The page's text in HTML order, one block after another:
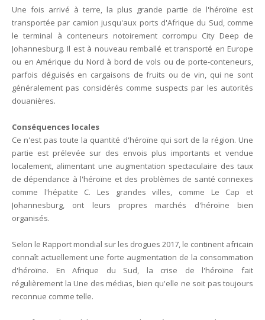
Une fois arrivé à terre, la plus grande partie de l'héroïne est
transportée par camion jusqu'aux ports d'Afrique du Sud, comme
le terminal à conteneurs notoirement corrompu City Deep de
Johannesburg. Il est à nouveau remballé et transporté en Europe
ou en Amérique du Nord à bord de vols ou de porte-conteneurs,
parfois déguisés en cargaisons de fruits ou de vin, qui ne sont
généralement pas considérés comme suspects par les autorités
douanières.
Conséquences locales
Ce n'est pas toute la quantité d'héroïne qui sort de la région. Une
partie est prélevée sur des envois plus importants et vendue
localement, alimentant une augmentation spectaculaire des taux
de dépendance à l'héroïne et des problèmes de santé connexes
comme l'hépatite C. Les grandes villes, comme Le Cap et
Johannesburg, ont leurs propres marchés d'héroïne bien
organisés.
Selon le Rapport mondial sur les drogues 2017, le continent africain
connaît actuellement une forte augmentation de la consommation
d'héroïne. En Afrique du Sud, la crise de l'héroïne fait
régulièrement la Une des médias, bien qu'elle ne soit pas toujours
reconnue comme telle.